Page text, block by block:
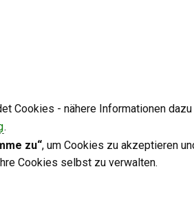
Cookies - nähere Informationen
.
zu“, um Cookies zu akzeptieren
Cookies selbst zu verwalten.